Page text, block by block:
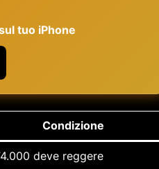
tuo iPhone
Condizione
deve reggere